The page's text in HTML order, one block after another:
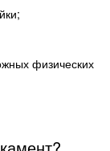
физических